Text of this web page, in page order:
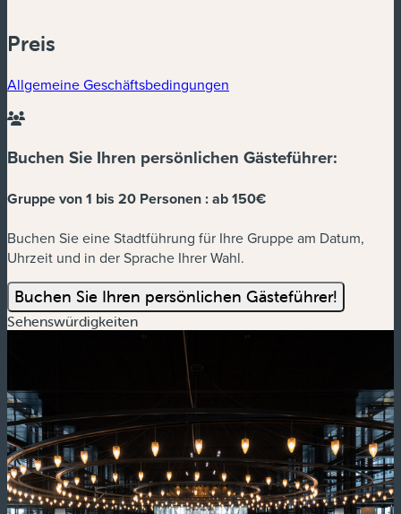
Preis
Allgemeine Geschäftsbedingungen
Buchen Sie Ihren persönlichen Gästeführer:
Gruppe von 1 bis 20 Personen :ab 150€
Buchen Sie eine Stadtführung für Ihre Gruppe am Datum,
Uhrzeit und in der Sprache Ihrer Wahl.
Buchen Sie Ihren persönlichen Gästeführer!
Sehenswürdigkeiten